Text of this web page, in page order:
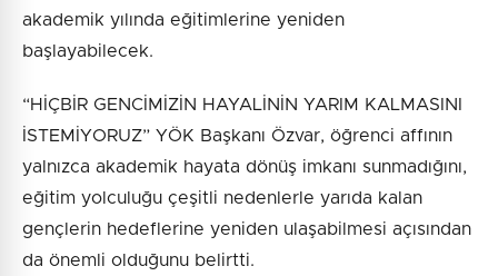
akademik yılında eğitimlerine yeniden
başlayabilecek.
“HİÇBİR GENCİMİZİN HAYALİNİN YARIM KALMASINI
İSTEMİYORUZ” YÖK Başkanı Özvar, öğrenci affının
yalnızca akademik hayata dönüş imkanı sunmadığını,
eğitim yolculuğu çeşitli nedenlerle yarıda kalan
gençlerin hedeflerine yeniden ulaşabilmesi açısından
da önemli olduğunu belirtti.